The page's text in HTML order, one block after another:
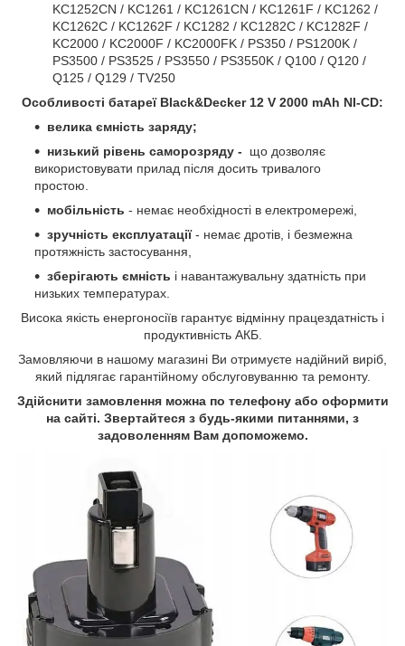
KC1252CN / KC1261 / KC1261CN / KC1261F / KC1262 /
KC1262C / KC1262F / KC1282 / KC1282C / KC1282F /
KC2000 / KC2000F / KC2000FK / PS350 / PS1200K /
PS3500 / PS3525 / PS3550 / PS3550K / Q100 / Q120 /
Q125 / Q129 / TV250
Особливості батареї Black&Decker 12 V 2000 mAh NI-CD:
велика ємність заряду;
низький рівень саморозряду -
що дозволяє
використовувати прилад після досить тривалого
простою.
мобільність - немає необхідності в електромережі,
зручність експлуатації- немає дротів, і безмежна
протяжність застосування,
зберігають ємність і навантажувальну здатність при
низьких температурах
Висока якість енергоносіїв гарантує відмінну працездатність і
продуктивність АКБ.
Замовляючи в нашому магазині Ви отримуєте надійний виріб,
який підлягає гарантійному обслуговуванню та ремонту.
Здійснити замовлення можна по телефону або оформити
на сайті. Звертайтеся з будь-якими питаннями, з
задоволенням Вам допоможемо.